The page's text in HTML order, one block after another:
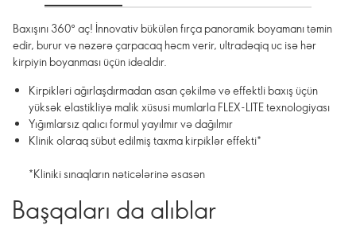
Baxışını 360° aç! İnnovativ bükülən fırça panoramik boyamanı təmin
edir, burur və nəzərə çarpacaq həcm verir, ultradəqiq uc isə hər
kirpiyin boyanması üçün idealdır.
Kirpikləri ağırlaşdırmadan asan çəkilmə və effektli baxış üçün
yüksək elastikliyə malik xüsusi mumlarla FLEX-LITE texnologiyası
Yığımlarsız qalıcı formul yayılmır və dağılmır
Klinik olaraq sübut edilmiş taxma kirpiklər effekti*
*Kliniki sınaqların nəticələrinə əsasən
Başqaları da alıblar